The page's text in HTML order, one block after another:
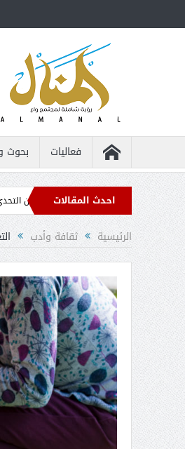
فعاليات بحوث
احدث المقالات
من ذوي الإعاقة ... من التحدي إلى الفرصة
الرئيسية ثقافة وأدب